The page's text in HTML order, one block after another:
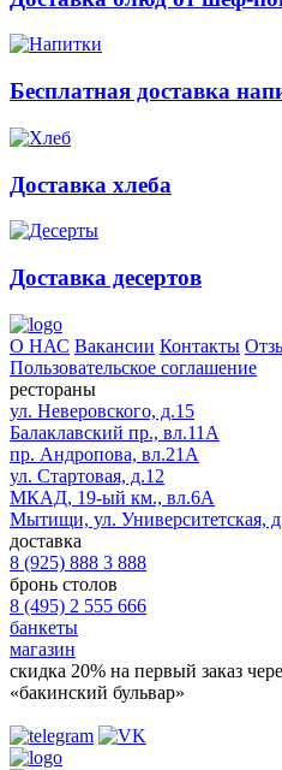
Бесплатная доставка
Доставка хлеба
Доставка десертов
О НАС Вакансии Контакты
Пользовательское соглашение
рестораны
ул. Неверовского, д.15
Балаклавский пр., вл.11А
пр. Андропова, вл.21А
ул. Стартовая, д.12
МКАД, 19-ый км., вл.6А
Мытищи, ул. Университетская,
доставка
8 (925) 888 3 888
бронь столов
8 (495) 2 555 666
банкеты
магазин
скидка 20% на первый заказ
«бакинский бульвар»